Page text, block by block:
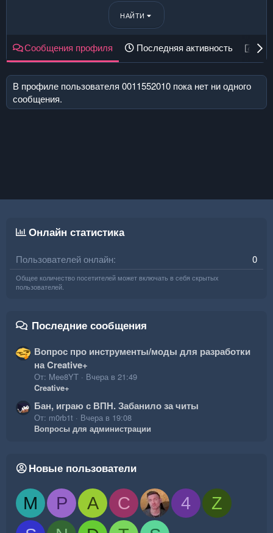
НАЙТИ
Сообщения профиля Последняя активность
В профиле пользователя 0011552010 пока нет ни одного
сообщения.
Онлайн статистика
Пользователей онлайн 0
Общее количество посетителей может включать в себя скрытых
пользователей.
Последние сообщения
Вопрос про инструменты/моды для разработки
на Creative+
От: Mee8YT
Вчера в 21:49
Creative+
Бан, играю с ВПН. Забанило за читы
От: m0rb1t
Вчера в 19:08
Вопросы для администрации
Новые пользователи
M P A C 4
Z